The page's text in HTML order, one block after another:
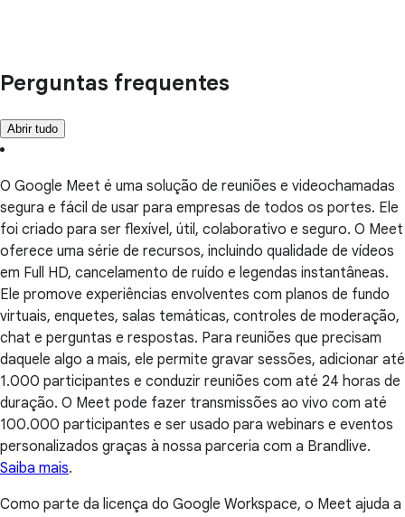
Perguntas frequentes
Abrir tudo
O Google Meet é uma solução de reuniões e videochamadas
segura e fácil de usar para empresas de todos os portes. Ele
foi criado para ser flexível, útil, colaborativo e seguro. O Meet
oferece uma série de recursos, incluindo qualidade de vídeos
em Full HD, cancelamento de ruído e legendas instantâneas.
Ele promove experiências envolventes com planos de fundo
virtuais, enquetes, salas temáticas, controles de moderação,
chat e perguntas e respostas. Para reuniões que precisam
daquele algo a mais, ele permite gravar sessões, adicionar até
1.000 participantes e conduzir reuniões com até 24 horas de
duração. O Meet pode fazer transmissões ao vivo com até
100.000 participantes e ser usado para webinars e eventos
personalizados graças à nossa parceria com a Brandlive.
Saiba mais.
Como parte da licença do Google Workspace, o Meet ajuda a